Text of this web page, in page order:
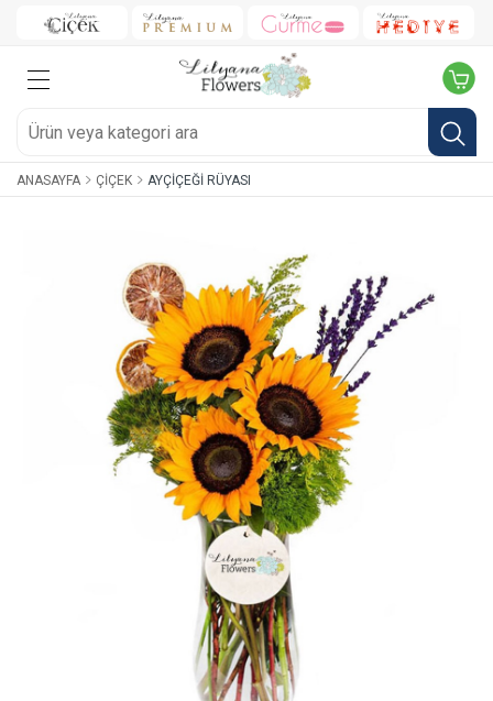
ANASAYFA ÇIÇEK AYÇIÇEĞI RÜYASI